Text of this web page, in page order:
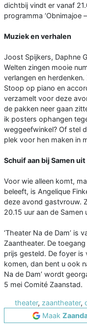
dichtbij vindt er vanaf
programma ‘Obnimajoe
Muziek en verhalen
Joost Spijkers, Daphne
Welten zingen mooie
verlangen en
Stoop op piano en
verzamelt voor deze
de pakken neer gaan
ik posters ophangen
weggeefwinkel? Of stel
plek voor hen maken in
Schuif aan bij Samen uit
Voor wie alleen komt,
beleeft, is Angelique
deze avond gastvrouw.
20.15 uur aan de
‘Theater Na de Dam’ is
Zaantheater. De
prijs gesteld. De foyer is
komen, dan bent u ook
Na de Dam’ wordt
5 mei Comité Zaanstad.
theater, zaantheater,
Maak